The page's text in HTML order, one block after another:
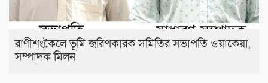
রাণীশংকৈলে ভূমি জরিপকারক সমিতির সভাপতি ওয়াকেয়া,
সম্পাদক মিলন